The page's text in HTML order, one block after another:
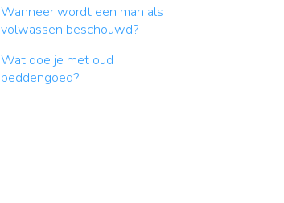
Wanneer wordt een man als
volwassen beschouwd?
Wat doe je met oud
beddengoed?